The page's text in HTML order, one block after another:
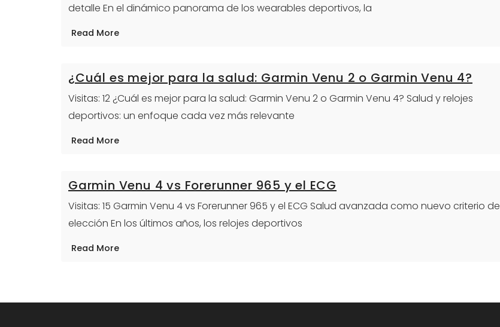
detalle En el dinámico panorama de los wearables deportivos, la
Read More
¿Cuál es mejor para la salud: Garmin Venu 2 o Garmin Venu 4?
Visitas: 12 ¿Cuál es mejor para la salud: Garmin Venu 2 o Garmin Venu 4? Salud y relojes
deportivos: un enfoque cada vez más relevante
Read More
Garmin Venu 4 vs Forerunner 965 y el ECG
Visitas: 15 Garmin Venu 4 vs Forerunner 965 y el ECG Salud avanzada como nuevo criterio de
elección En los últimos años, los relojes deportivos
Read More